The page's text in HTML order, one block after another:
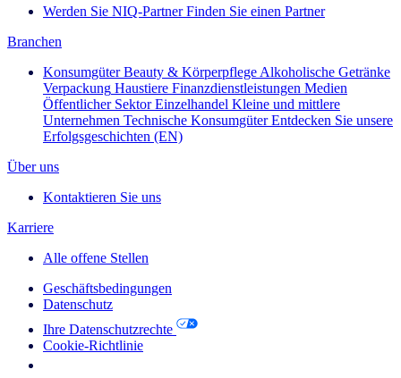
Werden Sie NIQ-Partner Finden Sie einen Partner
Branchen
Konsumgüter Beauty & Körperpflege Alkoholische Getränke
Verpackung Haustiere Finanzdienstleistungen Medien
Öffentlicher Sektor Einzelhandel Kleine und mittlere
Unternehmen Technische Konsumgüter Entdecken Sie unsere
Erfolgsgeschichten (EN)
Über uns
Kontaktieren Sie uns
Karriere
Alle offene Stellen
Geschäftsbedingungen
Datenschutz
Ihre Datenschutzrechte
Cookie-Richtlinie